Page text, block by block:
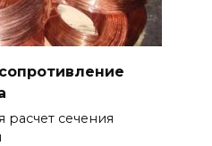
расчет сечения